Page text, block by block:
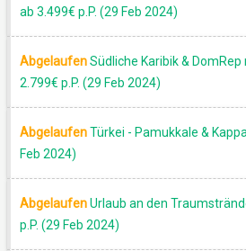
ab 3.499€ p.P. (29 Feb 2024)
AbgelaufenSüdliche Karibik &
2.799€ p.P. (29 Feb 2024)
AbgelaufenTürkei - Pamukkale &
Feb 2024)
AbgelaufenUrlaub an den
p.P. (29 Feb 2024)